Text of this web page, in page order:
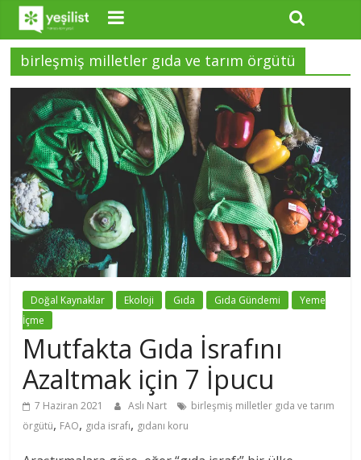
birleşmiş milletler gıda ve tarım örgütü
Doğal Kaynaklar Ekoloji Gıda Gıda Gündemi
Yeme
İçme
Mutfakta Gıda İsrafını
Azaltmak için 7 İpucu
7 Haziran 2021 Aslı Nart
birleşmiş milletler gıda ve tarım
örgütü, FAO, gıda israfı, gıdanı koru